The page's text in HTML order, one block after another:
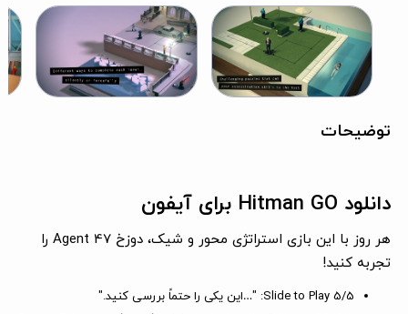
توضیحات
دانلود Hitman GO برای آیفون
هر روز با این بازی استراتژی محور و شیک، دوزخ Agent 47 را
تجربه کنید!
5/5 Slide to Play:
"…این یکی را حتماً بررسی کنید."